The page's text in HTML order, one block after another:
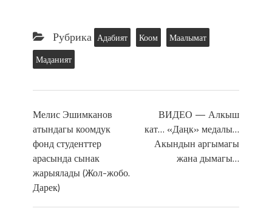
Рубрика Адабият Коом
Маалымат
Маданият
Мелис Эшимканов
атындагы коомдук
фонд студенттер
арасында сынак
жарыялады (Жол-жобо.
Дарек)
ВИДЕО — Алкыш
кат… «Даңк» медалы…
Акындын аргымагы
жана дымагы…